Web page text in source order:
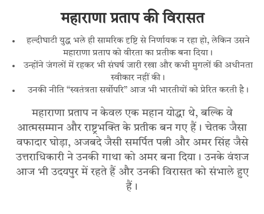
महाराणा प्रताप की विरासत
हल्दीघाटी युद्ध भले ही सामरिक दृष्टि से निर्णायक न रहा हो, लेकिन उसने
महाराणा प्रताप को वीरता का प्रतीक बना दिया।
उन्होंने जंगलों में रहकर भी संघर्ष जारी रखा और कभी मुगलों की अधीनता
स्वीकार नहीं की।
उनकी नीति “स्वतंत्रता सर्वोपरि” आज भी भारतीयों को प्रेरित करती है।
महाराणा प्रताप न केवल एक महान योद्धा थे, बल्कि वे
आत्मसम्मान और राष्ट्रभक्ति के प्रतीक बन गए हैं। चेतक जैसा
वफादार घोड़ा, अजबदे जैसी समर्पित पत्नी और अमर सिंह जैसे
उत्तराधिकारी ने उनकी गाथा को अमर बना दिया। उनके वंशज
आज भी उदयपुर में रहते हैं और उनकी विरासत को संभाले हुए
हैं।